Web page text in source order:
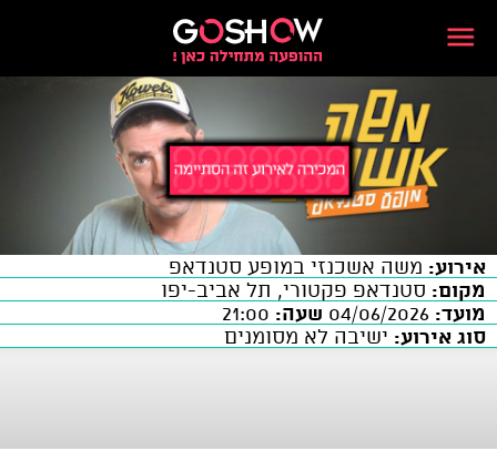
אירוע: משה אשכנזי במופע סטנדאפ
מקום: סטנדאפ פקטורי, תל אביב-יפו
מועד:
שעה:
סוג אירוע: ישיבה לא מסומנים